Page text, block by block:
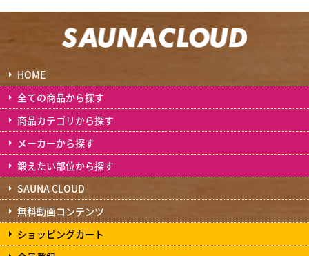
HOME
全ての商品から探す
商品カテゴリから探す
メーカーから探す
鍛えたい部位から探す
SAUNA CLOUD
無料動画コンテンツ
ショッピングカート